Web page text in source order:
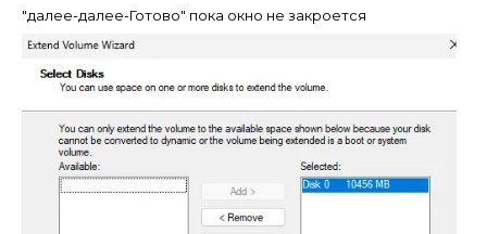
"далее-далее-Готово" пока окно не закроется